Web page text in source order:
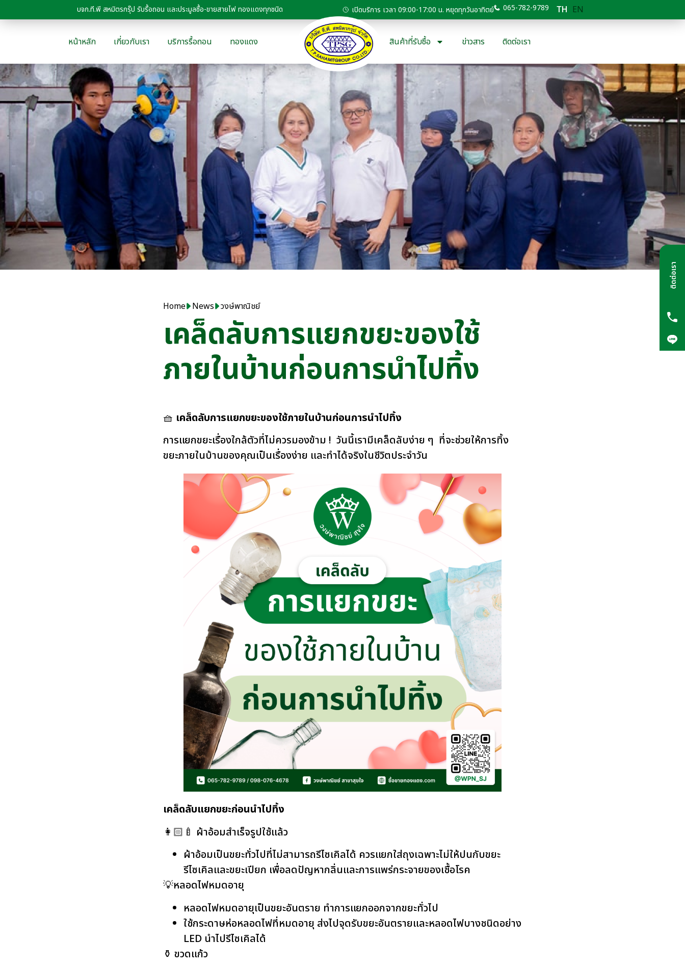
บจก.ที.พี สหมิตรกรุ๊ป รับรื้อถอน และประมูลซื้อ-ขายสายไฟ ทองแดงทุกชนิด เปิดบริการ เวลา 09:00-17:00 น. หยุดทุกวันอาทิตย์ 065-782-9789 TH EN
หน้าหลัก เกี่ยวกับเรา บริการรื้อถอน ทองแดง สินค้าที่รับซื้อ ข่าวสาร ติดต่อเรา
ติดต่อเรา
Home News วงษ์พาณิชย์
เคล็ดลับการแยกขยะของใช้
ภายในบ้านก่อนการนำไปทิ้ง
🧺 เคล็ดลับการแยกขยะของใช้ภายในบ้านก่อนการนำไปทิ้ง
การแยกขยะเรื่องใกล้ตัวที่ไม่ควรมองข้าม ! วันนี้เรามีเคล็ดลับง่าย ๆ ที่จะช่วยให้การทิ้ง
ขยะภายในบ้านของคุณเป็นเรื่องง่าย และทำได้จริงในชีวิตประจำวัน
เคล็ดลับแยกขยะก่อนนำไปทิ้ง
👩🏻‍🍼 ผ้าอ้อมสำเร็จรูปใช้แล้ว
ผ้าอ้อมเป็นขยะทั่วไปที่ไม่สามารถรีไซเคิลได้ ควรแยกใส่ถุงเฉพาะไม่ให้ปนกับขยะ
รีไซเคิลและขยะเปียก เพื่อลดปัญหากลิ่นและการแพร่กระจายของเชื้อโรค
💡หลอดไฟหมดอายุ
หลอดไฟหมดอายุเป็นขยะอันตราย ทำการแยกออกจากขยะทั่วไป
ใช้กระดาษห่อหลอดไฟที่หมดอายุ ส่งไปจุดรับขยะอันตรายและหลอดไฟบางชนิดอย่าง
LED นำไปรีไซเคิลได้
⚱️ ขวดแก้ว